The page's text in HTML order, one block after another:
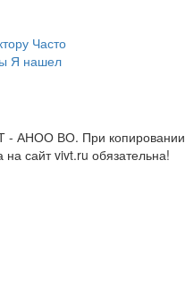
Часто
Я нашел
- АНОО ВО. При копировании
сайт vivt.ru обязательна!